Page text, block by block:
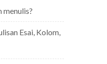
menulis?
Esai, Kolom,